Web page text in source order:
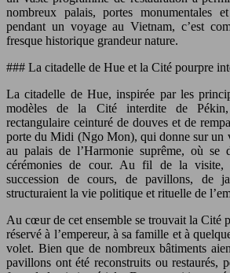
nombreux palais, portes monumentales
pendant un voyage au Vietnam, c’est
fresque historique grandeur nature.
### La citadelle de Hue et la Cité pourpre
La citadelle de Hue, inspirée par les
modèles de la Cité interdite de
rectangulaire ceinturé de douves et de
porte du Midi (Ngo Mon), qui donne sur un
au palais de l’Harmonie suprême, où se
cérémonies de cour. Au fil de la visite,
succession de cours, de pavillons, de
structuraient la vie politique et rituelle de
Au cœur de cet ensemble se trouvait la Cité
réservé à l’empereur, à sa famille et à
volet. Bien que de nombreux bâtiments
pavillons ont été reconstruits ou restaurés,